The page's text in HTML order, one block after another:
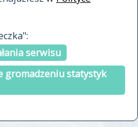
serwisu
gromadzeniu statystyk
a tergo